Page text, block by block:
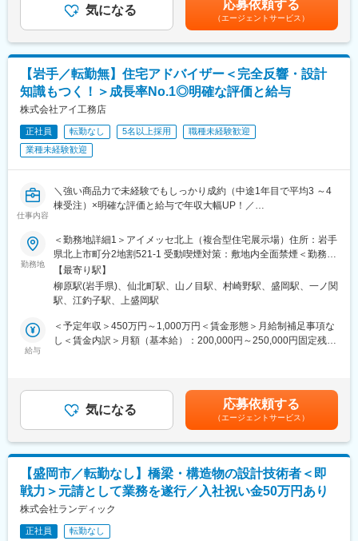
■当社の特徴：
ランディックは創業50周年を迎え、測量・地質調査・建設コンサ
ルタント・補償コンサルタント・GIS分野までインフラをトータル
に支える技術者集団です。UAV・3次元モデル・CIMへの対応な
ど、「新しい技術を現場で使い切る」ことを重視しています。
■ランドワークGについて：
ランドワークグループは、建設コンサルタント事業をはじめ、墓
石小売、不動産、建築石材、貿易など多角的に展開する企業グル
ープです。
東北を中心に15社が連携し、技術・ノウハウを共有しています
変更の範囲：会社の定める業務
■業務詳細：
◇橋梁（PC・RC・鋼）の予備設計・詳細設計
◇既設橋梁の点検診断・補修補強設計
◇設計図面作成、数量計算、設計報告書作成
◇発注者（国交省・県・市町村）との技術協議
■ポジションの魅力：
きる環境です
◇あなたの設計した橋が、50年後もこの街を支えています
◇最新技術を積極導入していますので、設計者としてのスキルア
ップが叶う環境です
■キャリアパス（一例）：
入社→担当技術者（設計実務）→管理技術者（RCCM取得・技術
士取得）→部門長
ランディックは創業50周年を迎え、測量・地質調査・建設コンサ
ルタント・補償コンサルタント・GIS分野までインフラをトータル
に支える技術者集団です。UAV・3次元モデル・CIMへの対応な
■ランドワークGについて：
ランドワークグループは、建設コンサルタント事業をはじめ、墓
石小売、不動産、建築石材、貿易など多角的に展開する企業グル
ープです。
東北を中心に15社が連携し、技術・ノウハウを共有しています。
円～20,000円賃金はあくまでも目安の金額であり、選考を通じて
上下する可能性があります。月給(月額)は固定手当を含めた表記で
す。
気になる 応募依頼する
（エージェントサービス）
【岩手／転勤無】住宅アドバイザー＜完全反響・設計
知識もつく！＞成長率No.1◎明確な評価と給与
株式会社アイ工務店
正社員 転勤なし 5名以上採用
職種未経験歓迎
業種未経験歓迎
仕事内容
＼強い商品力で未経験でもしっかり成約（中途1年目で平均3 ～4
棟受注）×明確な評価と給与で年収大幅UP！／
勤なし！飛び込みテレアポ無し！来年度から年休120日予定！】
＼飛び込みテレアポ無し！／
◎『固定給＋インセンティブ＋報奨金』で入社後2年で年収1000
万円超も可能！明確な評価制度で役職と年収を早期にUP！
（年収例）
◆年収例1040万円／34歳／経験3年／課長職
◆年収例1500万円／40歳／経験7年／営業所長職
※少数精鋭で事業展開していることや販売戦略等もコストをかなり
◎成長率の高さという安定性＆自由設計の住宅を適正価格で提供
することができ、未経験でも営業活動もしやすい！
◎出張や原則転勤無し！残業月35h程／来年度から年間休日120日
予定で仕事とプライベートのメリハリをつけられます！
2000億円突破の成長率！
勤務地
＜勤務地詳細1＞アイメッセ北上（複合型住宅展示場）住所：岩手
県北上市町分2地割521-1 受動喫煙対策：敷地内全面禁煙＜勤務地
詳細2＞アイメッセ盛岡（複合型住宅展示場）住所：岩手県盛岡市
本宮二丁目46番30号 受動喫煙対策：敷地内全面禁煙＜勤務地詳細
3＞一関展示場住所：岩手県一関市赤荻字堺105-1 受動喫煙対策：
【最寄り駅】
柳原駅(岩手県)、仙北町駅、山ノ目駅、村崎野駅、盛岡駅、一ノ関
駅、江釣子駅、上盛岡駅
給与
＜予定年収＞450万円～1,000万円＜賃金形態＞月給制補足事項な
し＜賃金内訳＞月額（基本給）：200,000円～250,000円固定残業
給与補足＞■賞与：年2回（3月、9月／個人の実績に伴います）■
年収は前職の実績・ご経験・ご年収などで変動します■モデル年
収：◆年収例1040万円／34歳／経験3年／課長職◆年収例1500万
円／40歳／経験7年／営業所長職賃金はあくまでも目安の金額で
あり、選考を通じて上下する可能性があります。月給(月額)は固定
手当を含めた表記です。
気になる 応募依頼する
（エージェントサービス）
【盛岡市／転勤なし】橋梁・構造物の設計技術者＜即
戦力＞元請として業務を遂行／入社祝い金50万円あり
株式会社ランディック
正社員 転勤なし